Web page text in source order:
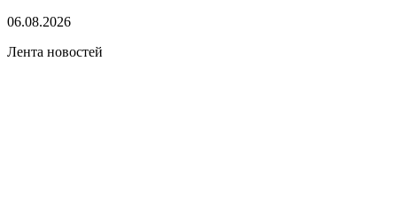
06.08.2026
Лента новостей